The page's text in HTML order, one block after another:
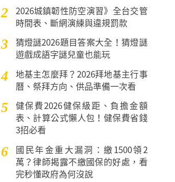
2
2026城鎮韌性防空演習》全台交管
時間表、斷網演練與違規罰款
3
猜燈謎2026題目答案大全！猜燈謎
遊戲成語字謎兒童也能玩
4
地基主怎麼拜？2026拜地基主行事
曆、祭拜方向、供品準備一次看
5
健保費2026健保級距、負擔金額
表、計算公式懶人包！健保費省錢
3招必看
6
國民年金重大漏洞：繳1500領2
萬？律師揭露不繳國保的好處，看
完秒懂政府為何沒說